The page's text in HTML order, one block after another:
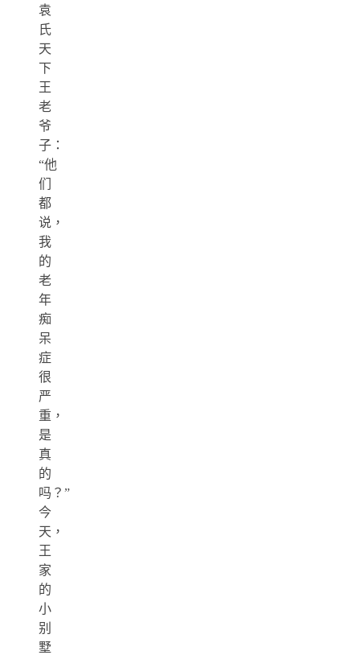
袁
氏
天
下
王
老
爷
子：
“他
们
都
说，
我
的
老
年
痴
呆
症
很
严
重，
是
真
的
吗？”
今
天，
王
家
的
小
别
墅